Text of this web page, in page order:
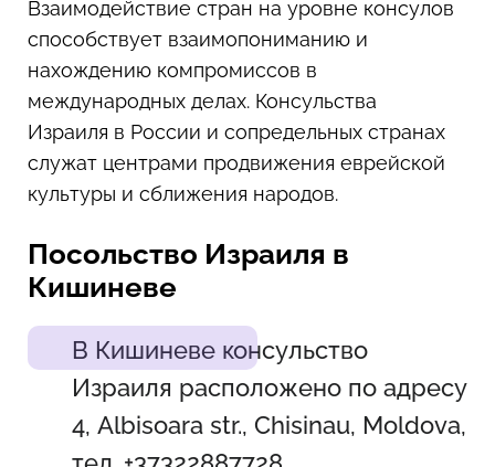
Взаимодействие стран на уровне консулов
способствует взаимопониманию и
нахождению компромиссов в
международных делах. Консульства
Израиля в России и сопредельных странах
служат центрами продвижения еврейской
культуры и сближения народов.
Посольство Израиля в
Кишиневе
В Кишиневе консульство
Израиля расположено по адресу
4, Albisoara str., Chisinau, Moldova,